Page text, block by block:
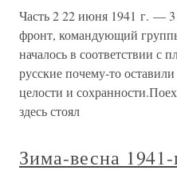
Часть 2 22 июня 1941 г. —
фронт, командующий
началось в соответствии с
русские почему-то
целости и
здесь стоял
Зима-весна 1941-